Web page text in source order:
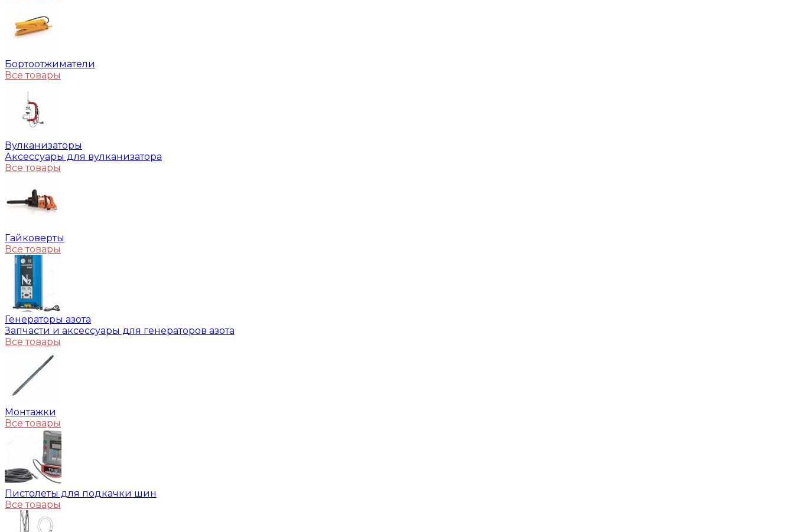
Бортоотжиматели
Все товары
Вулканизаторы
Аксессуары для вулканизатора
Все товары
Гайковерты
Все товары
Генераторы азота
Запчасти и аксессуары для генераторов азота
Все товары
Монтажки
Все товары
Пистолеты для подкачки шин
Все товары